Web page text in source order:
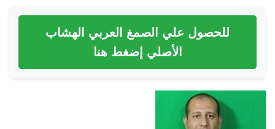
للحصول علي الصمغ العربي الهشاب
الأصلي إضغط هنا